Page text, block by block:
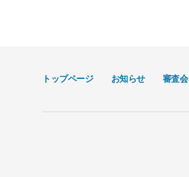
トップページ お知らせ 審査会